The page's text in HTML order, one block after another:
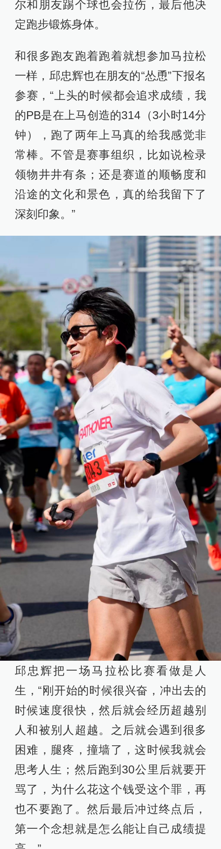
尔和朋友踢个球也会拉伤，最后他决
定跑步锻炼身体。
和很多跑友跑着跑着就想参加马拉松
一样，邱忠辉也在朋友的“怂恿”下报名
参赛，“上头的时候都会追求成绩，我
的PB是在上马创造的314（3小时14分
钟），跑了两年上马真的给我感觉非
常棒。不管是赛事组织，比如说检录
领物井井有条；还是赛道的顺畅度和
沿途的文化和景色，真的给我留下了
深刻印象。”
邱忠辉把一场马拉松比赛看做是人
生，“刚开始的时候很兴奋，冲出去的
时候速度很快，然后就会经历超越别
人和被别人超越。之后就会遇到很多
困难，腿疼，撞墙了，这时候我就会
思考人生；然后跑到30公里后就要开
骂了，为什么花这个钱受这个罪，再
也不要跑了。然后最后冲过终点后，
第一个念想就是怎么能让自己成绩提